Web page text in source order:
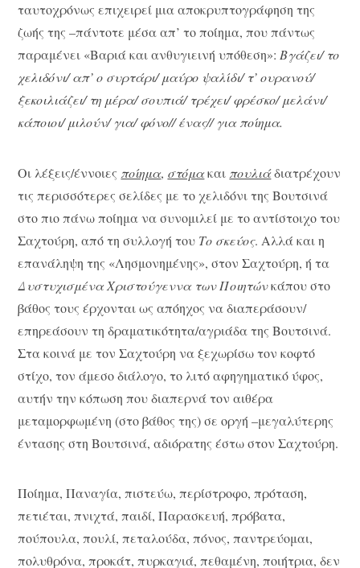
ταυτοχρόνως επιχειρεί μια αποκρυπτογράφηση της
ζωής της –πάντοτε μέσα απ’ το ποίημα, που πάντως
παραμένει «Βαριά και ανθυγιεινή υπόθεση»:Βγάζει/ το
χελιδόνι/ απ’ ο συρτάρι/ μαύρο ψαλίδι/ τ’ ουρανού/
ξεκοιλιάζει/ τη μέρα/ σουπιά/ τρέχει/ φρέσκο/ μελάνι/
κάποιοι/ μιλούν/ για/ φόνο// ένας// για ποίημα.
Οι λέξεις/έννοιες ποίημα, στόμακαι πουλιάδιατρέχουν
τις περισσότερες σελίδες με το χελιδόνι της Βουτσινά
στο πιο πάνω ποίημα να συνομιλεί με το αντίστοιχο του
Σαχτούρη, από τη συλλογή του Το σκεύος. Αλλά και η
επανάληψη της «Λησμονημένης», στον Σαχτούρη, ή τα
Δυστυχισμένα Χριστούγεννα των Ποιητώνκάπου στο
βάθος τους έρχονται ως απόηχος να διαπεράσουν/
επηρεάσουν τη δραματικότητα/αγριάδα της Βουτσινά.
Στα κοινά με τον Σαχτούρη να ξεχωρίσω τον κοφτό
στίχο, τον άμεσο διάλογο, το λιτό αφηγηματικό ύφος,
αυτήν την κόπωση που διαπερνά τον αιθέρα
μεταμορφωμένη (στο βάθος της) σε οργή –μεγαλύτερης
έντασης στη Βουτσινά, αδιόρατης έστω στον Σαχτούρη.
Ποίημα, Παναγία, πιστεύω, περίστροφο, πρόταση,
πετιέται, πνιχτά, παιδί, Παρασκευή, πρόβατα,
πούπουλα, πουλί, πεταλούδα, πόνος, παντρεύομαι,
πολυθρόνα, προκάτ, πυρκαγιά, πεθαμένη, ποιήτρια, δεν